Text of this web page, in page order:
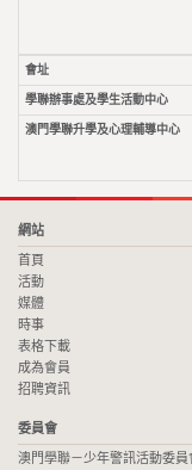
會址
學聯辦事處及學生活動中心
澳門學聯升學及心理輔導中心
網站
首頁
活動
媒體
時事
表格下載
成為會員
招聘資訊
委員會
澳門學聯－少年警訊活動委員